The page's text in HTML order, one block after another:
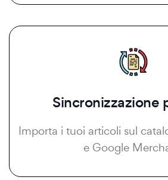
Sincronizzazione
Importa i tuoi articoli sul
e Google